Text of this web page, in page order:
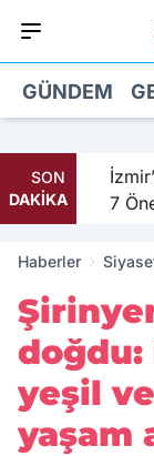
GÜNDEM
SON
DAKİKA
7
Haberler
doğdu:
yeşil
yaşam